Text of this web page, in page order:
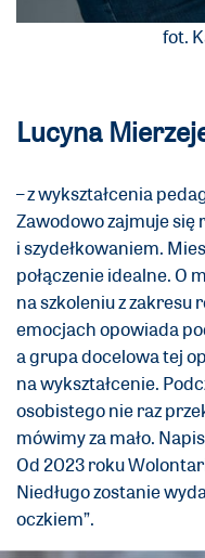
fot.
Lucyna
– z wykształcenia
Zawodowo zajmuje się
i szydełkowaniem.
połączenie idealne. O
na szkoleniu z
emocjach opowiada
a grupa docelowa tej
na wykształcenie.
osobistego nie raz
mówimy za mało.
Od 2023 roku
Niedługo zostanie
oczkiem”.